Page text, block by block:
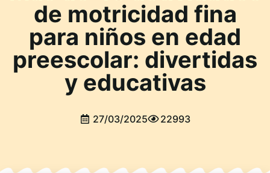
de motricidad fina
para niños en edad
preescolar: divertidas
y educativas
27/03/2025 22993